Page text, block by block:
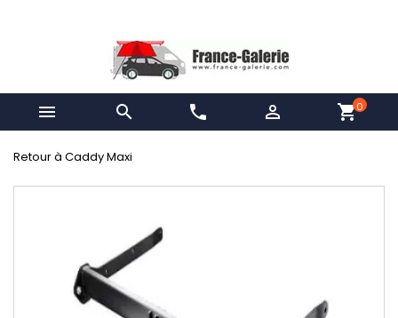
  phone  shopping_cart0
Retour à Caddy Maxi